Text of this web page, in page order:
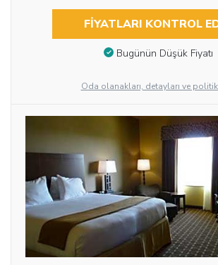
FIYATLARI KONTROL
Bugünün Düşük Fiyatı
Oda olanakları, detayları ve